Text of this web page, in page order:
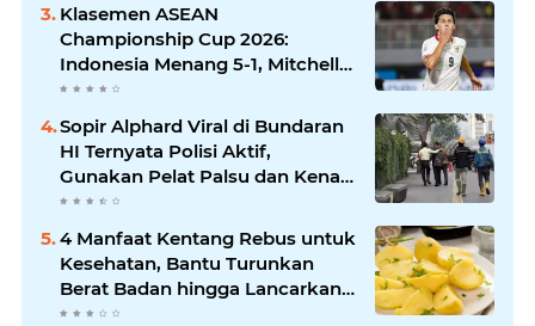
Klasemen ASEAN
Championship Cup 2026:
Indonesia Menang 5-1, Mitchell
Baker Hattrick dan Puncaki Top
Sopir Alphard Viral di Bundaran
HI Ternyata Polisi Aktif,
Gunakan Pelat Palsu dan Kena
Tilang
4 Manfaat Kentang Rebus untuk
Kesehatan, Bantu Turunkan
Berat Badan hingga Lancarkan
Pencernaan